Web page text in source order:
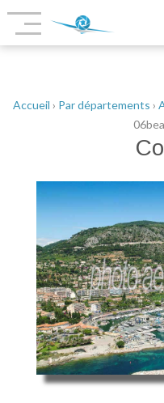
Accueil › Par départements ›